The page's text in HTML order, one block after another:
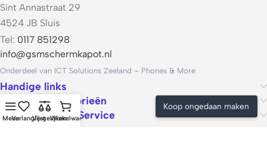
Sint Annastraat 29
4524 JB Sluis
Tel: 0117 851298
info@gsmschermkapot.nl
Onderdeel van ICT Solutions Zeeland – Phones & More
Handige links
Populaire categorieën
Voorwaarden & Service
MenuVerlanglijstVergelijkenWinkelwagen
Koop ongedaan maken